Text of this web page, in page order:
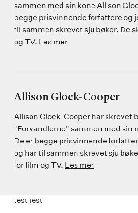
sammen med sin kone Allison
begge prisvinnende forfattere og
til sammen skrevet sju bøker. De
og TV. Les mer
Allison Glock-Cooper
Allison Glock-Cooper har skrevet
"Forvandlerne" sammen med sin
De er begge prisvinnende
og har til sammen skrevet sju
for film og TV. Les mer
test test